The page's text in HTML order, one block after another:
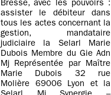
Bresse, avec les pouvoirs :
assister le débiteur dans
tous les actes concernant la
gestion, mandataire
judiciaire la Selarl Marie
Dubois Membre du Gie Adn
Mj Représentée par Maître
Marie Dubois 32 rue
Molière 69006 Lyon et la